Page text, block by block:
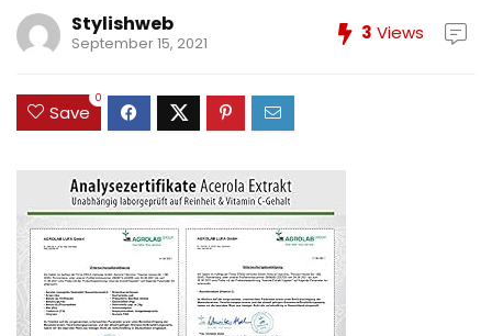
Stylishweb
September 15, 2021 3 Views
Save
0